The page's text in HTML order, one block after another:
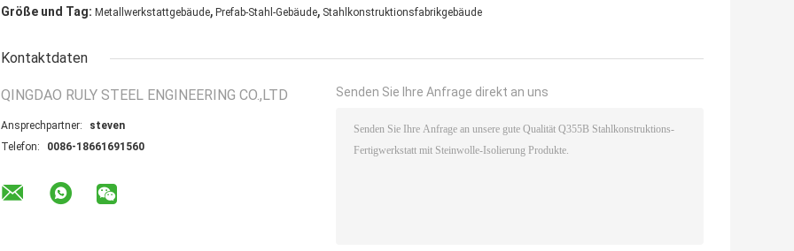
Größe und Tag: Metallwerkstattgebäude, Prefab-Stahl-Gebäude, Stahlkonstruktionsfabrikgebäude
Kontaktdaten
QINGDAO RULY STEEL ENGINEERING CO.,LTD
Ansprechpartner:
steven
Telefon:
0086-18661691560
Senden Sie Ihre Anfrage direkt an uns